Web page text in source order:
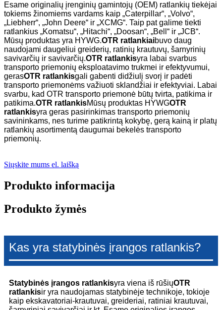
Esame originalių įrenginių gamintojų (OEM) ratlankių tiekėjai
tokiems žinomiems vardams kaip „Caterpillar“, „Volvo“,
„Liebherr“, „John Deere“ ir „XCMG“. Taip pat galime tiekti
ratlankius „Komatsu“, „Hitachi“, „Doosan“, „Bell“ ir „JCB“.
Mūsų produktas yra HYWG.OTR ratlankiaibuvo daug
naudojami daugeliui greiderių, ratinių krautuvų, šarnyrinių
savivarčių ir savivarčių.OTR ratlankisyra labai svarbus
transporto priemonių eksploatavimo trukmei ir efektyvumui,
gerasOTR ratlankisgali gabenti didžiulį svorį ir padėti
transporto priemonėms važiuoti sklandžiai ir efektyviai. Labai
svarbu, kad OTR transporto priemonė būtų tvirta, patikima ir
patikima.OTR ratlankisMūsų produktas HYWGOTR
ratlankisyra geras pasirinkimas transporto priemonių
savininkams, nes turime patikrintą kokybę, gerą kainą ir platų
ratlankių asortimentą daugumai bekelės transporto
priemonių.
Siųskite mums el. laišką
Produkto informacija
Produkto žymės
Kas yra statybinės įrangos ratlankis?
Statybinės įrangos ratlankisyra viena iš rūšiųOTR
ratlankisir yra naudojamas statybinėje technikoje, tokioje
kaip ekskavatoriai-krautuvai, greideriai, ratiniai krautuvai,